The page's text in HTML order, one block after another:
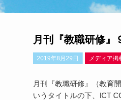
月刊『教職研修』
2019年8月29日 メディア掲
月刊『教職研修』（教育
いうタイトルの下、ICT